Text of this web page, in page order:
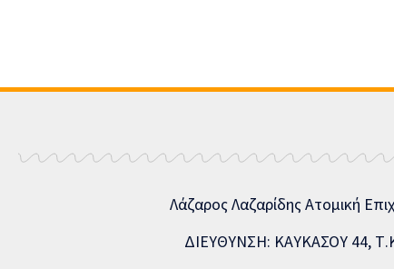
Λάζαρος Λαζαρίδης Ατομική
ΔΙΕΥΘΥΝΣΗ: ΚΑΥΚΑΣΟΥ 44,